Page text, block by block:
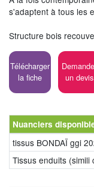
s'adaptent à tous les
Structure bois
Télécharger
la fiche
un devis
Nuanciers
tissus BONDAÏ ggi
Tissus enduits